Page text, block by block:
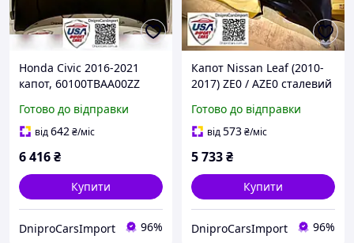
Honda Civic 2016-2021
капот, 60100TBAA00ZZ
Готово до відправки
від642₴/міс
6 416₴
Купити
DniproCarsImport 96%
Капот Nissan Leaf (2010-
2017) ZE0 / AZE0 сталевий
Готово до відправки
від573₴/міс
5 733₴
Купити
DniproCarsImport 96%